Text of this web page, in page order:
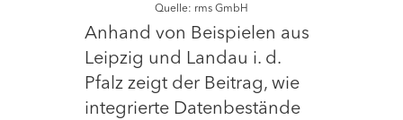
Quelle: rms GmbH
Anhand von Beispielen aus
Leipzig und Landau i. d.
Pfalz zeigt der Beitrag, wie
integrierte Datenbestände